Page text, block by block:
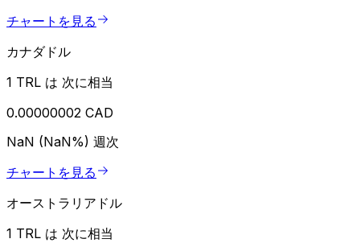
チャートを見る
カナダドル
1 TRL は 次に相当
0.00000002 CAD
NaN (NaN%) 週次
チャートを見る
オーストラリアドル
1 TRL は 次に相当